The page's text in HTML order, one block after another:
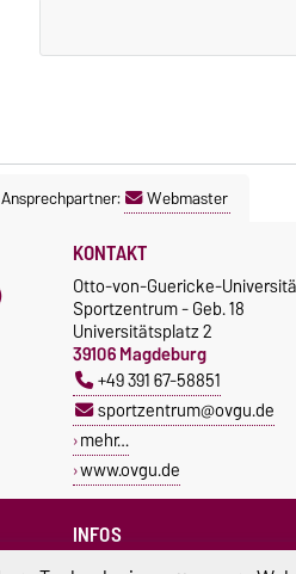
Ansprechpartner: Webmaster
KONTAKT
Otto-von-Guericke-
Sportzentrum - Geb. 18
Universitätsplatz 2
39106 Magdeburg
+49 391 67-58851
sportzentrum@ovgu.de
mehr…
www.ovgu.de
INFOS